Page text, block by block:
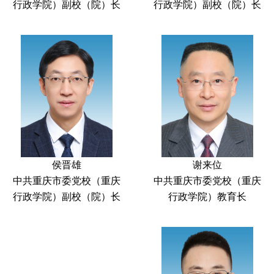
行政学院）副校（院）长
行政学院）副校（院）长
谢来位
中共重庆市委党校（重庆
行政学院）教育长
侯晋雄
中共重庆市委党校（重庆
行政学院）副校（院）长